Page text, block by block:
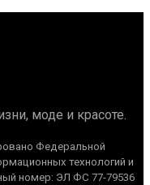
моде и красоте.
Федеральной
технологий и
номер: ЭЛ ФС 77-79536